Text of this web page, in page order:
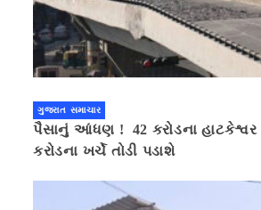
ગુજરાત સમાચાર
પૈસાનું આંધણ ! 42 કરોડના હાટકેશ્વર
કરોડના ખર્ચે તોડી પડાશે